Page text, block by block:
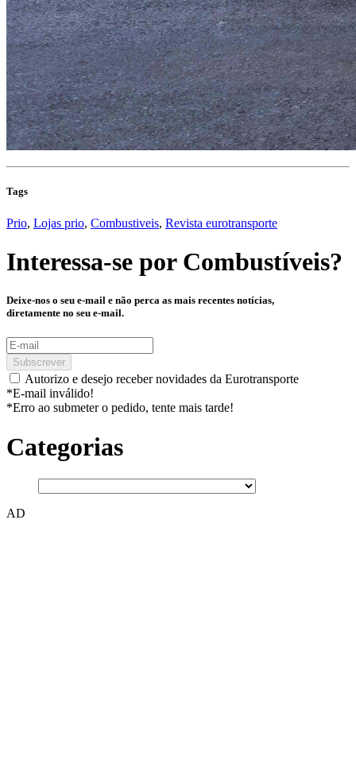
Tags
Prio, Lojas prio, Combustiveis, Revista eurotransporte
Interessa-se por Combustíveis?
Deixe-nos o seu e-mail e não perca as mais recentes notícias,
diretamente no seu e-mail.
Subscrever
Autorizo e desejo receber novidades da Eurotransporte
*E-mail inválido!
*Erro ao submeter o pedido, tente mais tarde!
Categorias
AD